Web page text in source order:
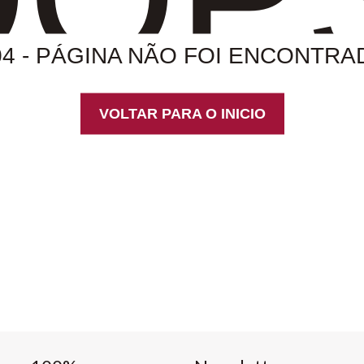
- PÁGINA NÃO FOI
VOLTAR PARA O INICIO